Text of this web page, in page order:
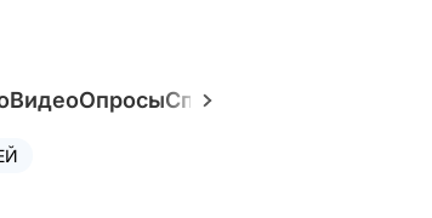
ВидеоОпросыСпецпроекты